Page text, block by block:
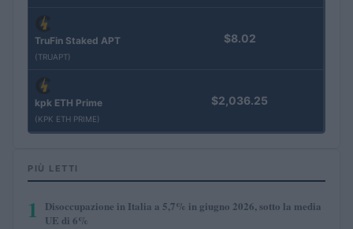
TruFin Staked APT
(TRUAPT)
$8.02
kpk ETH Prime
(KPK ETH PRIME)
$2,036.25
PIÙ LETTI
1
Disoccupazione in Italia a 5,7% in giugno 2026, sotto la media
UE di 6%